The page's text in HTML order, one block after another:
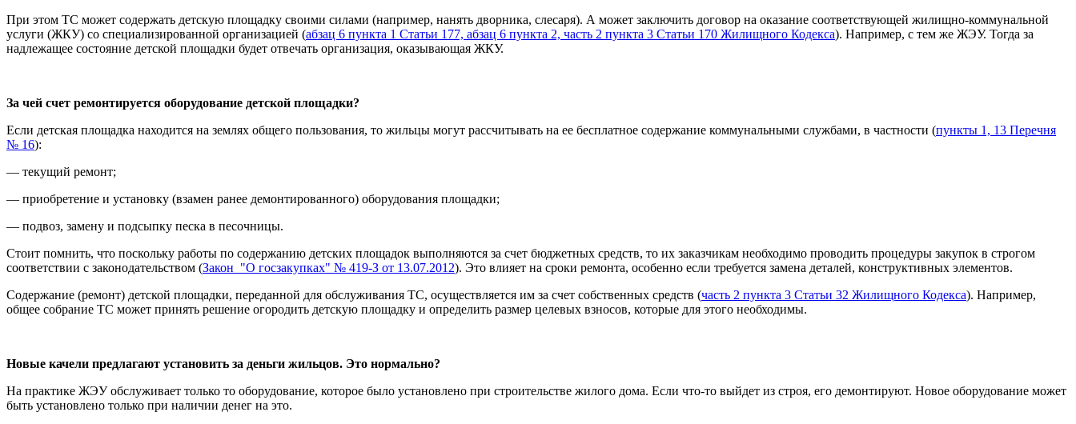
При этом ТС может содержать детскую площадку своими силами (например, нанять дворника, слесаря). А может заключить договор на оказание соответствующей жилищно-коммунальной
услуги (ЖКУ) со специализированной организацией (абзац 6 пункта 1 Статьи 177, абзац 6 пункта 2, часть 2 пункта 3 Статьи 170 Жилищного Кодекса). Например, с тем же ЖЭУ. Тогда за
надлежащее состояние детской площадки будет отвечать организация, оказывающая ЖКУ.
За чей счет ремонтируется оборудование детской площадки?
Если детская площадка находится на землях общего пользования, то жильцы могут рассчитывать на ее бесплатное содержание коммунальными службами, в частности (пункты 1, 13 Перечня
№ 16):
— текущий ремонт;
— приобретение и установку (взамен ранее демонтированного) оборудования площадки;
— подвоз, замену и подсыпку песка в песочницы.
Стоит помнить, что поскольку работы по содержанию детских площадок выполняются за счет бюджетных средств, то их заказчикам необходимо проводить процедуры закупок в строгом
соответствии с законодательством (Закон "О госзакупках" № 419-З от 13.07.2012). Это влияет на сроки ремонта, особенно если требуется замена деталей, конструктивных элементов.
Содержание (ремонт) детской площадки, переданной для обслуживания ТС, осуществляется им за счет собственных средств (часть 2 пункта 3 Статьи 32 Жилищного Кодекса). Например,
общее собрание ТС может принять решение огородить детскую площадку и определить размер целевых взносов, которые для этого необходимы.
Новые качели предлагают установить за деньги жильцов. Это нормально?
На практике ЖЭУ обслуживает только то оборудование, которое было установлено при строительстве жилого дома. Если что-то выйдет из строя, его демонтируют. Новое оборудование может
быть установлено только при наличии денег на это.